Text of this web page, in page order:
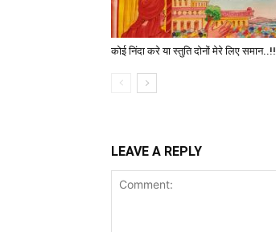
कोई निंदा करे या स्तुति दोनों मेरे लिए समान..!!
LEAVE A REPLY